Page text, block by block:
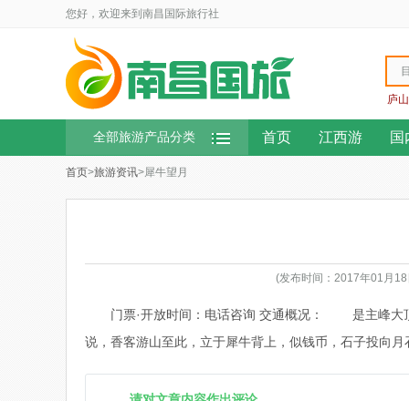
您好，欢迎来到南昌国际旅行社
庐山
全部旅游产品分类 首页 江西游 国
首页>旅游资讯>犀牛望月
(发布时间：2017年01月
门票·开放时间：电话咨询 交通概况： 是主峰大
说，香客游山至此，立于犀牛背上，似钱币，石子投向月